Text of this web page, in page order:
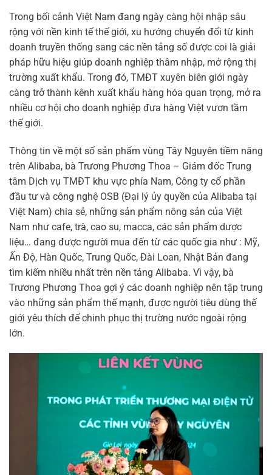
Trong bối cảnh Việt Nam đang ngày càng hội nhập sâu
rộng với nền kinh tế thế giới, xu hướng chuyển đổi từ kinh
doanh truyền thống sang các nền tảng số được coi là giải
pháp hữu hiệu giúp doanh nghiệp thâm nhập, mở rộng thị
trường xuất khẩu. Trong đó, TMĐT xuyên biên giới ngày
càng trở thành kênh xuất khẩu hàng hóa quan trọng, mở ra
nhiều cơ hội cho doanh nghiệp đưa hàng Việt vươn tầm
thế giới.
Thông tin về một số sản phẩm vùng Tây Nguyên tiềm năng
trên Alibaba, bà Trương Phương Thoa – Giám đốc Trung
tâm Dịch vụ TMĐT khu vực phía Nam, Công ty cổ phần
đầu tư và công nghệ OSB (Đại lý ủy quyền của Alibaba tại
Việt Nam) chia sẻ, những sản phẩm nông sản của Việt
Nam như cafe, trà, cao su, macca, các sản phẩm dược
liệu… đang được người mua đến từ các quốc gia như : Mỹ,
Ấn Độ, Hàn Quốc, Trung Quốc, Đài Loan, Nhật Bản đang
tìm kiếm nhiều nhất trên nền tảng Alibaba. Vì vậy, bà
Trương Phương Thoa gợi ý các doanh nghiệp nên tập trung
vào những sản phẩm thế mạnh, được người tiêu dùng thế
giới yêu thích để chinh phục thị trường nước ngoài rộng
lớn.